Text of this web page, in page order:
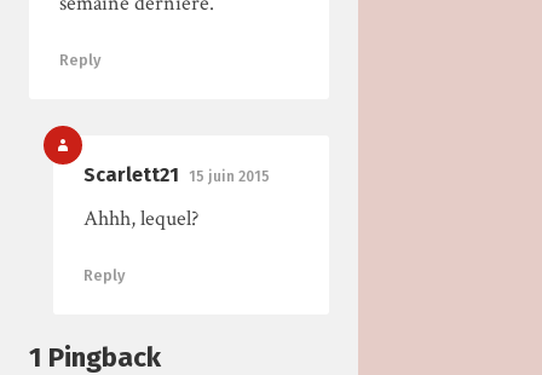
Reply
Scarlett21 15 juin 2015
Ahhh, lequel?
Reply
1 Pingback